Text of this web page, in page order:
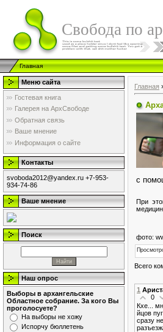
Свобода по
Главная
Меню сайта
Гостевая книга
Галерея на АрхСвободе
Обратная связь
Ваше мнение
Информация о сайте
Контакты
svoboda2012@yandex.ru +7-953-
934-74-86
Ваше мнение
Поиск
Наш опрос
Выборы в архангельские
Областное собрание. За кого Вы
проголосуете?
На выборы не хожу
Испорчу бюллетень
Главная
с
При
фото:
Всего
1
0
Кхе...
йцов
сразу